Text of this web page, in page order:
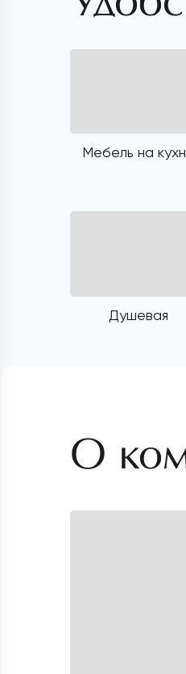
Мебель на
Душевая
О